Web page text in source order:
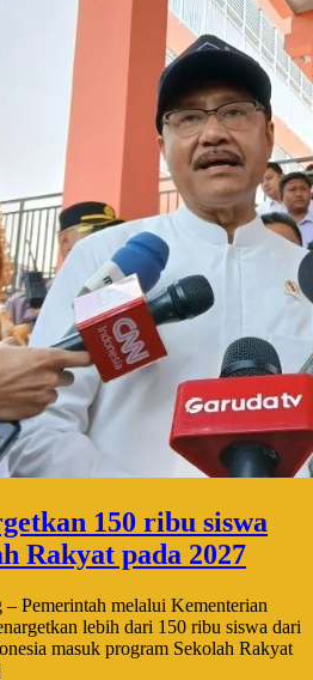
150 ribu siswa
Rakyat pada 2027
– Pemerintah melalui Kementerian
lebih dari 150 ribu siswa dari
masuk program Sekolah Rakyat